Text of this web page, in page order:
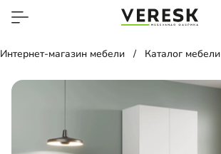
Интернет-магазин мебели Каталог мебели